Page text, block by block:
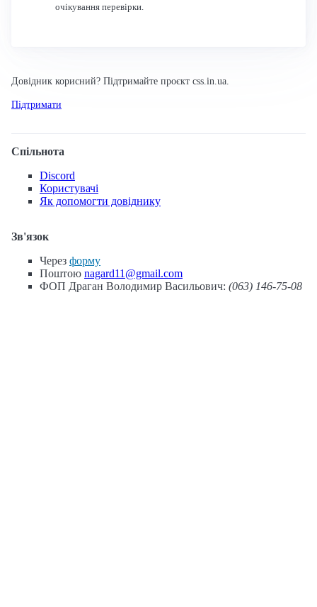
очікування перевірки.
Довідник корисний? Підтримайте проєкт css.in.ua.
Підтримати
Спільнота
Discord
Користувачі
Як допомогти довіднику
Зв'язок
Через форму
Поштою nagard11@gmail.com
ФОП Драган Володимир Васильович: (063) 146-75-08